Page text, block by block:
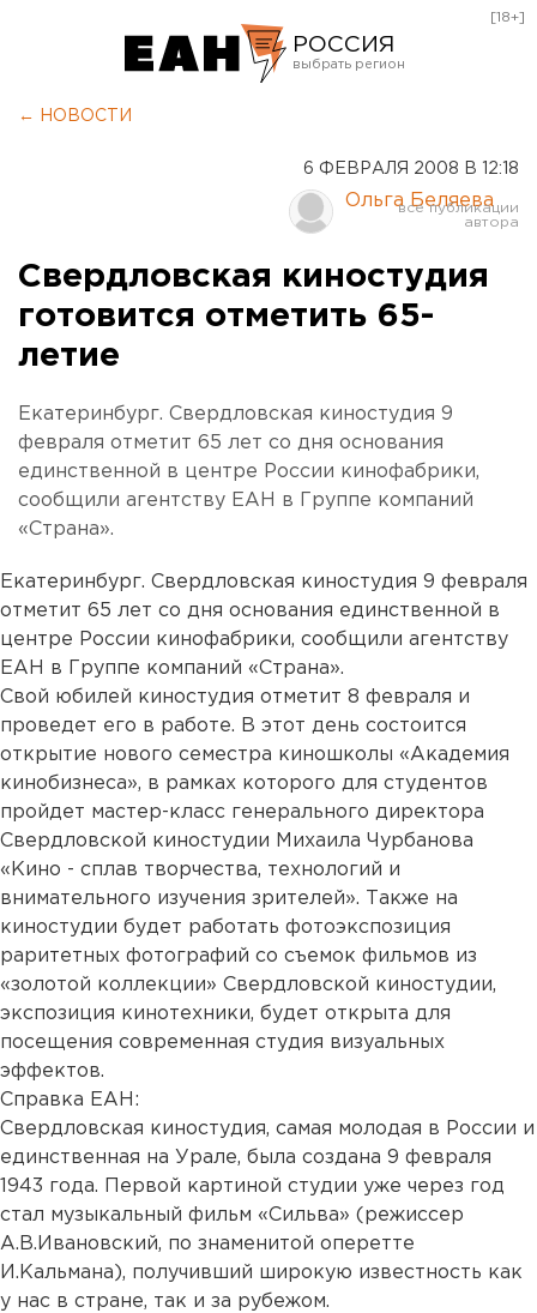
РОССИЯ
Курган
Оренбург
[18+]
← НОВОСТИ
6 ФЕВРАЛЯ 2008 В 12:18
Ольга Беляева
Свердловская киностудия
готовится отметить 65-
летие
Екатеринбург. Свердловская киностудия 9
февраля отметит 65 лет со дня основания
единственной в центре России кинофабрики,
сообщили агентству ЕАН в Группе компаний
«Страна».
Екатеринбург. Свердловская киностудия 9 февраля
отметит 65 лет со дня основания единственной в
центре России кинофабрики, сообщили агентству
ЕАН в Группе компаний «Страна».
Свой юбилей киностудия отметит 8 февраля и
проведет его в работе. В этот день состоится
открытие нового семестра киношколы «Академия
кинобизнеса», в рамках которого для студентов
пройдет мастер-класс генерального директора
Свердловской киностудии Михаила Чурбанова
«Кино - сплав творчества, технологий и
внимательного изучения зрителей». Также на
киностудии будет работать фотоэкспозиция
раритетных фотографий со съемок фильмов из
«золотой коллекции» Свердловской киностудии,
экспозиция кинотехники, будет открыта для
посещения современная студия визуальных
эффектов.
Справка ЕАН:
Свердловская киностудия, самая молодая в России и
единственная на Урале, была создана 9 февраля
1943 года. Первой картиной студии уже через год
стал музыкальный фильм «Сильва» (режиссер
А.В.Ивановский, по знаменитой оперетте
И.Кальмана), получивший широкую известность как
у нас в стране, так и за рубежом.